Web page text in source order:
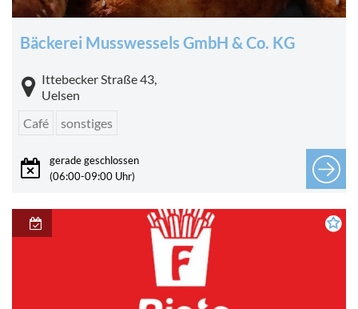
Bäckerei Musswessels GmbH & Co. KG
Ittebecker Straße 43,
Uelsen
Café
sonstiges
gerade geschlossen
(06:00-09:00 Uhr)